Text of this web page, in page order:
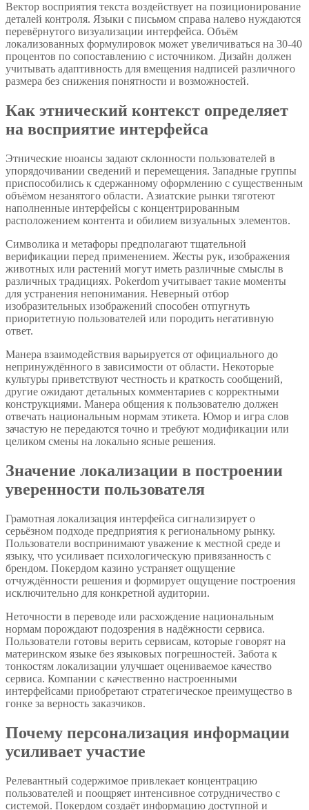
Вектор восприятия текста воздействует на позиционирование
деталей контроля. Языки с письмом справа налево нуждаются
перевёрнутого визуализации интерфейса. Объём
локализованных формулировок может увеличиваться на 30-40
процентов по сопоставлению с источником. Дизайн должен
учитывать адаптивность для вмещения надписей различного
размера без снижения понятности и возможностей.
Как этнический контекст определяет
на восприятие интерфейса
Этнические нюансы задают склонности пользователей в
упорядочивании сведений и перемещения. Западные группы
приспособились к сдержанному оформлению с существенным
объёмом незанятого области. Азиатские рынки тяготеют
наполненные интерфейсы с концентрированным
расположением контента и обилием визуальных элементов.
Символика и метафоры предполагают тщательной
верификации перед применением. Жесты рук, изображения
животных или растений могут иметь различные смыслы в
различных традициях. Pokerdom учитывает такие моменты
для устранения непонимания. Неверный отбор
изобразительных изображений способен отпугнуть
приоритетную пользователей или породить негативную
ответ.
Манера взаимодействия варьируется от официального до
непринуждённого в зависимости от области. Некоторые
культуры приветствуют честность и краткость сообщений,
другие ожидают детальных комментариев с корректными
конструкциями. Манера общения к пользователю должен
отвечать национальным нормам этикета. Юмор и игра слов
зачастую не передаются точно и требуют модификации или
целиком смены на локально ясные решения.
Значение локализации в построении
уверенности пользователя
Грамотная локализация интерфейса сигнализирует о
серьёзном подходе предприятия к региональному рынку.
Пользователи воспринимают уважение к местной среде и
языку, что усиливает психологическую привязанность с
брендом. Покердом казино устраняет ощущение
отчуждённости решения и формирует ощущение построения
исключительно для конкретной аудитории.
Неточности в переводе или расхождение национальным
нормам порождают подозрения в надёжности сервиса.
Пользователи готовы верить сервисам, которые говорят на
материнском языке без языковых погрешностей. Забота к
тонкостям локализации улучшает оцениваемое качество
сервиса. Компании с качественно настроенными
интерфейсами приобретают стратегическое преимущество в
гонке за верность заказчиков.
Почему персонализация информации
усиливает участие
Релевантный содержимое привлекает концентрацию
пользователей и поощряет интенсивное сотрудничество с
системой. Покердом создаёт информацию доступной и